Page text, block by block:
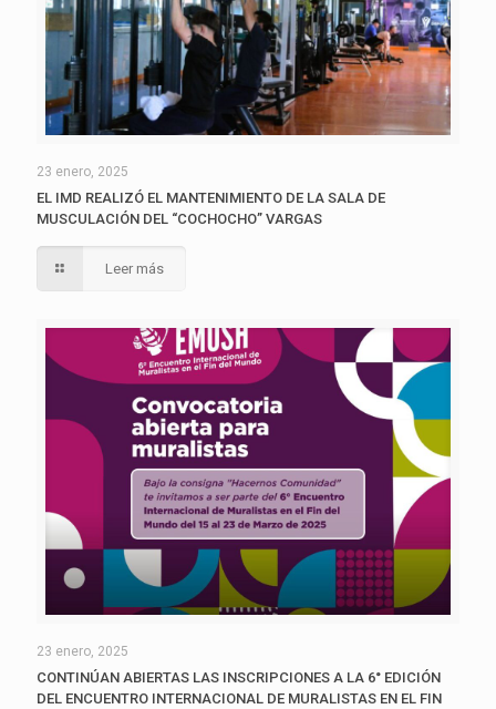
23 enero, 2025
EL IMD REALIZÓ EL MANTENIMIENTO DE LA SALA DE
MUSCULACIÓN DEL “COCHOCHO” VARGAS
Leer más
23 enero, 2025
CONTINÚAN ABIERTAS LAS INSCRIPCIONES A LA 6° EDICIÓN
DEL ENCUENTRO INTERNACIONAL DE MURALISTAS EN EL FIN